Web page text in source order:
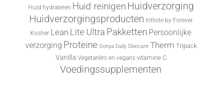
Huid hydrateren Huid reinigen Huidverzorging
Huidverzorgingsproducten Infinite by Forever
Kosher Lean Lite Ultra Pakketten Persoonlijke
verzorging Proteine Sonya Daily Skincare Therm Tripack
Vanilla Vegetariërs en vegans vitamine C
Voedingssupplementen